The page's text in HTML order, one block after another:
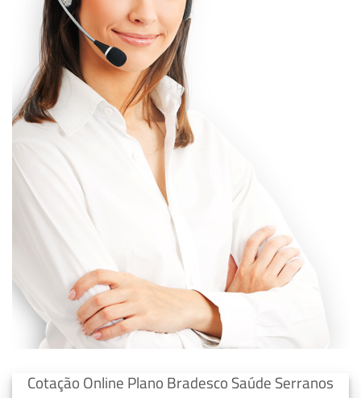
Cotação Online Plano Bradesco Saúde Serranos